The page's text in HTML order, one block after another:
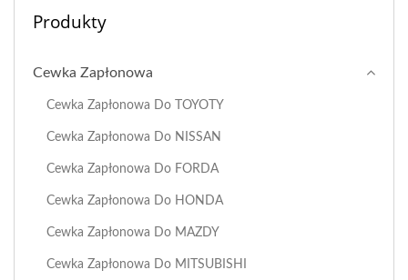
Produkty
Cewka Zapłonowa
Cewka Zapłonowa Do TOYOTY
Cewka Zapłonowa Do NISSAN
Cewka Zapłonowa Do FORDA
Cewka Zapłonowa Do HONDA
Cewka Zapłonowa Do MAZDY
Cewka Zapłonowa Do MITSUBISHI